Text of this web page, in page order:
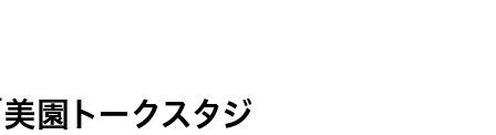
園トークスタジ